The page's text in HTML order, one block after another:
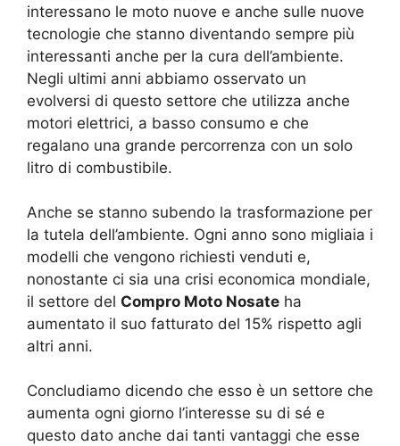
interessano le moto nuove e anche sulle nuove
tecnologie che stanno diventando sempre più
interessanti anche per la cura dell’ambiente.
Negli ultimi anni abbiamo osservato un
evolversi di questo settore che utilizza anche
motori elettrici, a basso consumo e che
regalano una grande percorrenza con un solo
litro di combustibile.
Anche se stanno subendo la trasformazione per
la tutela dell’ambiente. Ogni anno sono migliaia i
modelli che vengono richiesti venduti e,
nonostante ci sia una crisi economica mondiale,
il settore del Compro Moto Nosate ha
aumentato il suo fatturato del 15% rispetto agli
altri anni.
Concludiamo dicendo che esso è un settore che
aumenta ogni giorno l’interesse su di sé e
questo dato anche dai tanti vantaggi che esse